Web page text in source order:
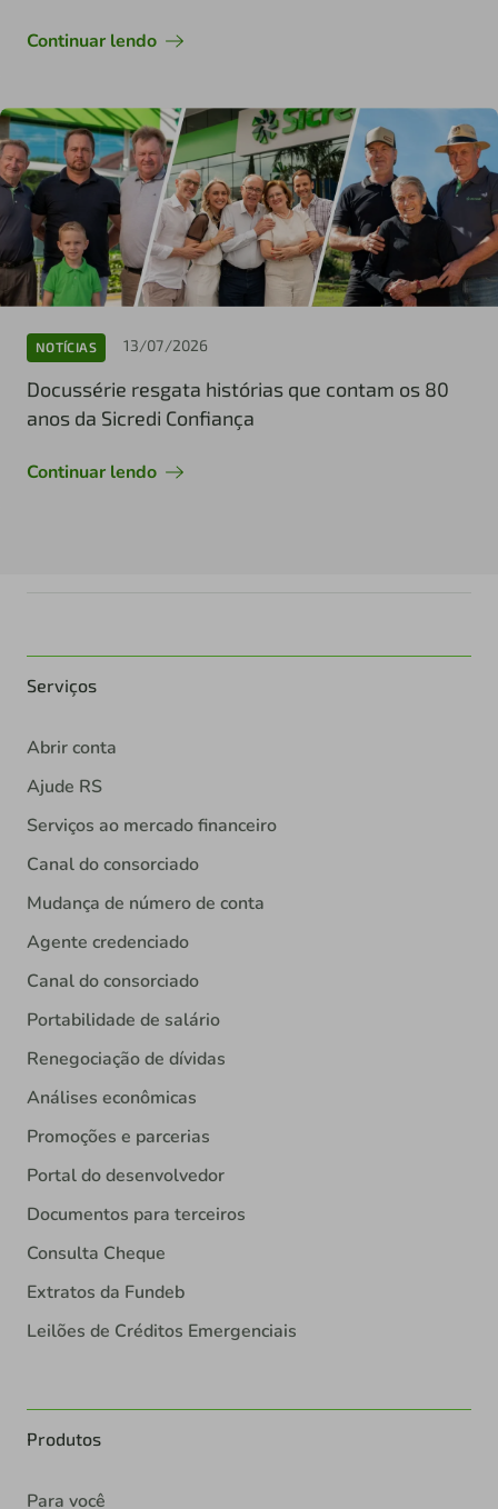
Continuar lendo
NOTÍCIAS 13/07/2026
Docussérie resgata histórias que contam os 80
anos da Sicredi Confiança
Continuar lendo
Serviços
Abrir conta
Ajude RS
Serviços ao mercado financeiro
Canal do consorciado
Mudança de número de conta
Agente credenciado
Canal do consorciado
Portabilidade de salário
Renegociação de dívidas
Análises econômicas
Promoções e parcerias
Portal do desenvolvedor
Documentos para terceiros
Consulta Cheque
Extratos da Fundeb
Leilões de Créditos Emergenciais
Produtos
Para você